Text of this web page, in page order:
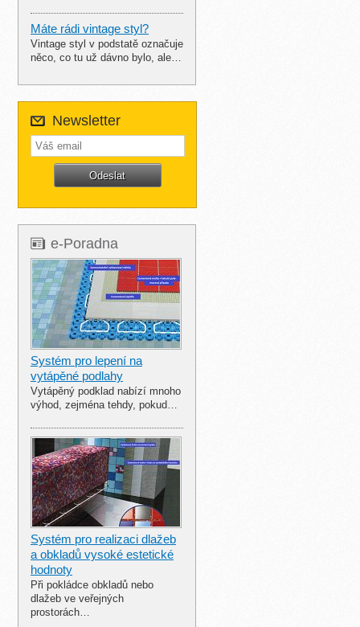
Máte rádi vintage styl?
Vintage styl v podstatě označuje
něco, co tu už dávno bylo, ale…
Newsletter
e-Poradna
Systém pro lepení na
vytápěné podlahy
Vytápěný podklad nabízí mnoho
výhod, zejména tehdy, pokud…
Systém pro realizaci dlažeb
a obkladů vysoké estetické
hodnoty
Při pokládce obkladů nebo
dlažeb ve veřejných
prostorách…